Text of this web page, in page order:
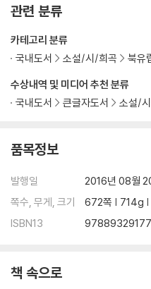
관련 분류
수상내역 및 미디어 추천 분류
국내도서
큰글자도서 소설/
카테고리 분류
국내도서
소설/시/희곡 북유
품목정보
발행일
2016년 08월
쪽수, 무게, 크기
672쪽 | 714g
ISBN13
책 속으로